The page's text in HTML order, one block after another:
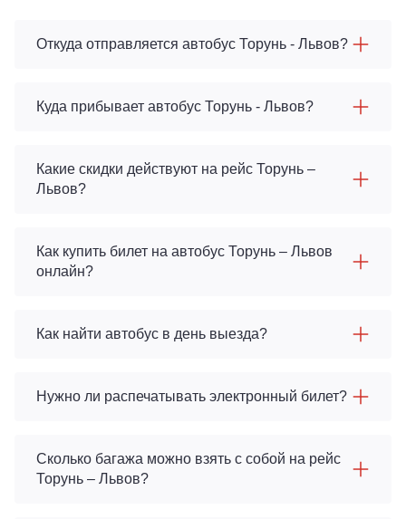
Откуда отправляется автобус Торунь - Львов?
Куда прибывает автобус Торунь - Львов?
Какие скидки действуют на рейс Торунь –
Львов?
Как купить билет на автобус Торунь – Львов
онлайн?
Как найти автобус в день выезда?
Нужно ли распечатывать электронный билет?
Сколько багажа можно взять с собой на рейс
Торунь – Львов?